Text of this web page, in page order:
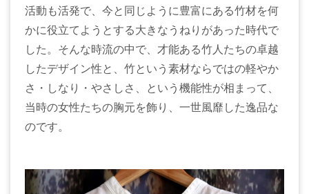
活動も活発で、今と同じように豊富にある竹材を何
かに役立てようとする大きなうねりがあった時代で
した。そんな時流の中で、才能ある竹人たちの卓越
したデザイン性と、竹という素材ならではの軽やか
さ・しなり・やさしさ、という機能性が相まって、
当時の女性たちの胸元を飾り、一世風靡した逸品な
のです。